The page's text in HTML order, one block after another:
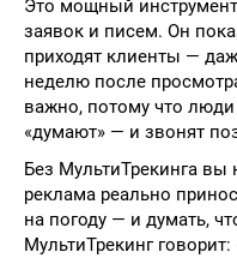
Это мощный
заявок и писем. Он
приходят клиенты —
неделю после
важно, потому что
«думают» — и звонят
Без МультиТрекинга вы
реклама реально
на погоду — и думать,
МультиТрекинг